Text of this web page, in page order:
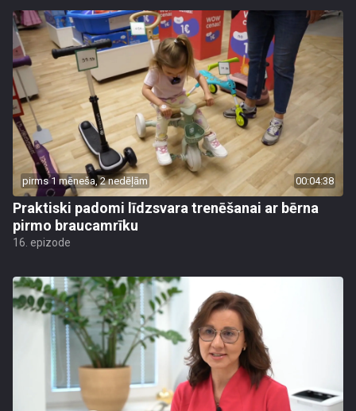
pirms 1 mēneša, 2 nedēļām 00:04:38
Praktiski padomi līdzsvara trenēšanai ar bērna
pirmo braucamrīku
16. epizode